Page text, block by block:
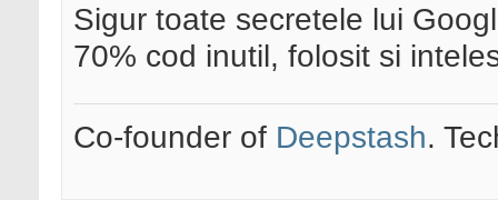
Sigur toate secretele lui
70% cod inutil, folosit si
Co-founder of Deepstash.